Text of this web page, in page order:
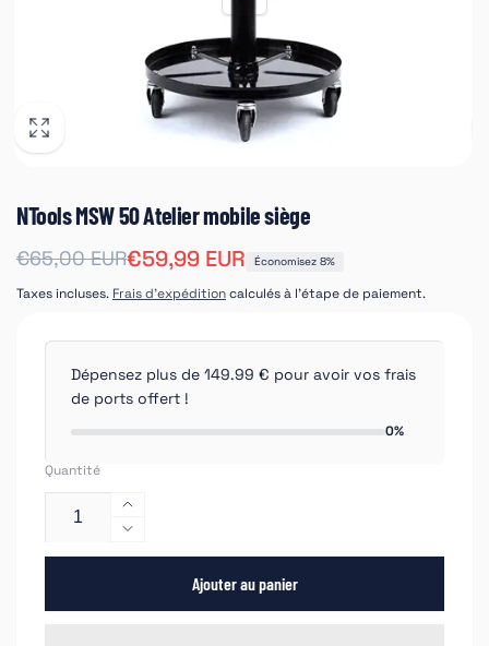
NTools MSW 50 Atelier mobile siège
Prix
habituel
€65,00 EUR
Prix
soldé
€59,99 EUR Économisez 8%
Taxes incluses. Frais d'expéditioncalculés à l'étape de paiement.
Dépensez plus de 149.99 € pour avoir vos frais
de ports offert !
0%
Quantité
Augmenter
la
quantité
Réduire
la
quantité
de
Ajouter au panier